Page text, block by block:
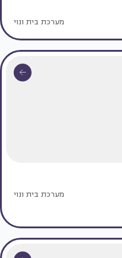
מערכת בית ונוי
מערכת בית ונוי